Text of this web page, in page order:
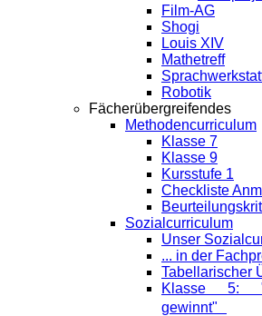
Film-AG
Shogi
Louis XIV
Mathetreff
Robotik
Fächerübergreifendes
Methodencurriculum
Klasse 7
Klasse 9
Kursstufe 1
Checkliste
Sozialcurriculum
Unser
... in der
Tabellarischer
Klasse 5:
gewinnt"